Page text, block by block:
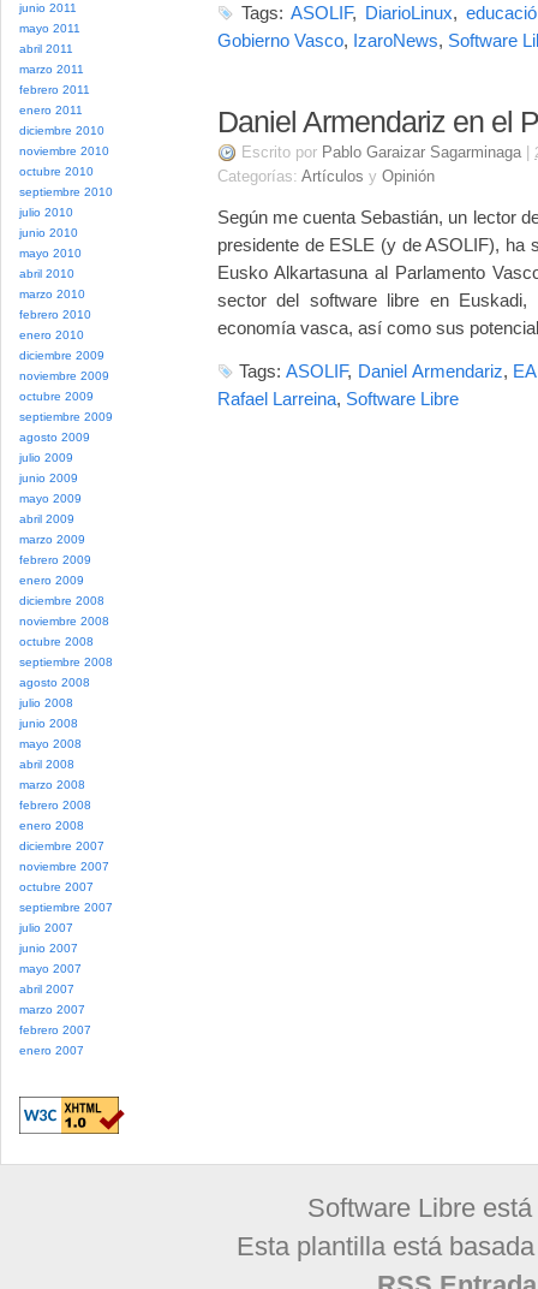
junio 2011
mayo 2011
abril 2011
marzo 2011
febrero 2011
enero 2011
diciembre 2010
noviembre 2010
octubre 2010
septiembre 2010
julio 2010
junio 2010
mayo 2010
abril 2010
marzo 2010
febrero 2010
enero 2010
diciembre 2009
noviembre 2009
octubre 2009
septiembre 2009
agosto 2009
julio 2009
junio 2009
mayo 2009
abril 2009
marzo 2009
febrero 2009
enero 2009
diciembre 2008
noviembre 2008
octubre 2008
septiembre 2008
agosto 2008
julio 2008
junio 2008
mayo 2008
abril 2008
marzo 2008
febrero 2008
enero 2008
diciembre 2007
noviembre 2007
octubre 2007
septiembre 2007
julio 2007
junio 2007
mayo 2007
abril 2007
marzo 2007
febrero 2007
enero 2007
Tags:ASOLIF, DiarioLinux,
Gobierno Vasco, IzaroNews, Software
Daniel Armendariz en el
Escrito por Pablo Garaizar Sagarminaga
Categorías: Artículos y Opinión
Según me cuenta Sebastián, un lector
presidente de ESLE (y de ASOLIF), ha
Eusko Alkartasuna al Parlamento
sector del software libre en
economía vasca, así como sus
Tags:ASOLIF, Daniel Armendariz, EA
Rafael Larreina, Software Libre
Software Libre
Esta plantilla está